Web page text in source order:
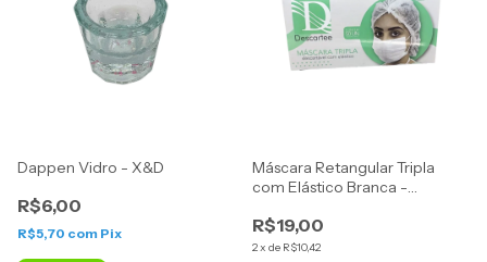
Dappen Vidro - X&D
R$6,00
R$5,70 com Pix
Máscara Retangular Tripla
com Elástico Branca -
R$19,00
2x de R$10,42